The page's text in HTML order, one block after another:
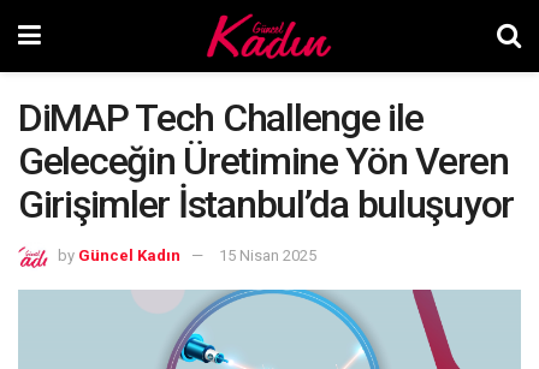
DiMAP Tech Challenge ile
Geleceğin Üretimine Yön Veren
Girişimler İstanbul’da buluşuyor
by Güncel Kadın 15 Nisan 2025